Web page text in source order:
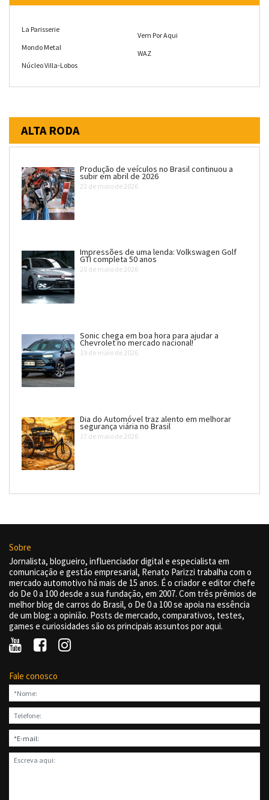
La Parisserie
Mondo Metal
Núcleo Villa-Lobos
Vem Por Aqui
WAZ
ALTA RODA
Produção de veículos no Brasil continuou a
subir em abril de 2026
22 de maio de 2026
Impressões de uma lenda: Volkswagen Golf
GTI completa 50 anos
20 de maio de 2026
Sonic chega em boa hora para ajudar a
Chevrolet no mercado nacional!
19 de maio de 2026
Dia do Automóvel traz alento em melhorar
segurança viária no Brasil
17 de maio de 2026
Sobre
Jornalista, blogueiro, influenciador digital e especialista em
comunicação e gestão empresarial, Renato Parizzi trabalha com o
mercado automotivo há mais de 15 anos. É o criador e editor chefe
do De 0 a 100 desde a sua fundação, em 2007. Com três prêmios de
melhor blog de carros do Brasil, o De 0 a 100 se apoia na essência
de um blog: a opinião. Posts de mercado, comparativos, testes,
games e curiosidades são os principais assuntos por aqui.
Fale conosco